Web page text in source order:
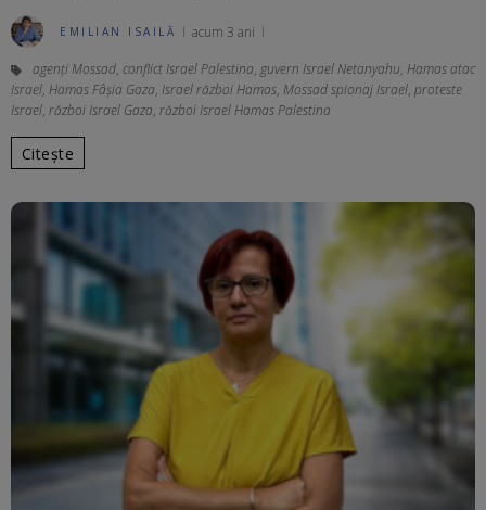
EMILIAN ISAILĂ acum 3 ani
agenți Mossad, conflict Israel Palestina, guvern Israel Netanyahu, Hamas atac
Israel, Hamas Fâșia Gaza, Israel război Hamas, Mossad spionaj Israel, proteste
Israel, război Israel Gaza, război Israel Hamas Palestina
Citește